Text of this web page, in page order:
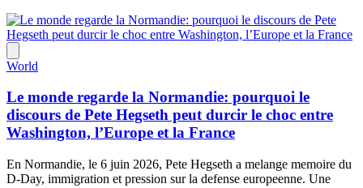
World
Le monde regarde la Normandie: pourquoi le
discours de Pete Hegseth peut durcir le choc entre
Washington, l’Europe et la France
En Normandie, le 6 juin 2026, Pete Hegseth a melange memoire du
D-Day, immigration et pression sur la defense europeenne. Une